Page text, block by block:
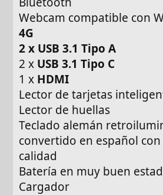
Webcam compatible con
4G
2 x USB 3.1 Tipo A
2 x USB 3.1 Tipo C
1 x HDMI
Lector de tarjetas
Lector de huellas
Teclado alemán
convertido en español
calidad
Batería en muy buen
Cargador